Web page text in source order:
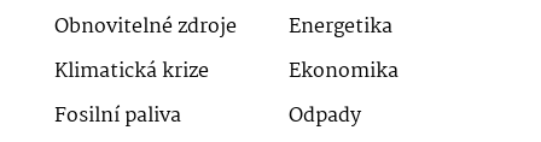
Obnovitelné zdroje
Energetika
Klimatická krize
Ekonomika
Fosilní paliva
Odpady